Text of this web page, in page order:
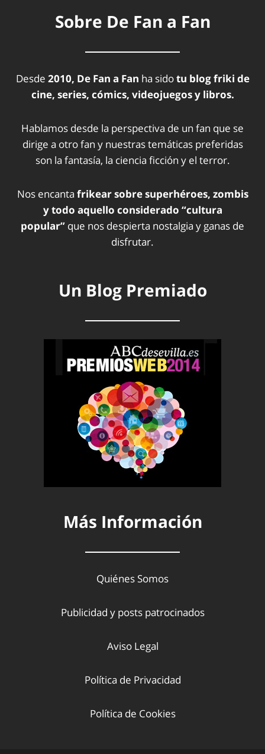
Sobre De Fan a Fan
Desde 2010, De Fan a Fan ha sidotu blog friki de
cine, series, cómics, videojuegos y libros.
Hablamos desde la perspectiva de un fan que se
dirige a otro fan y nuestras temáticas preferidas
son la fantasía, la ciencia ficción y el terror.
Nos encanta frikear sobre superhéroes, zombis
y todo aquello considerado “cultura
popular” que nos despierta nostalgia y ganas de
disfrutar.
Un Blog Premiado
Más Información
Quiénes Somos
Publicidad y posts patrocinados
Aviso Legal
Política de Privacidad
Política de Cookies